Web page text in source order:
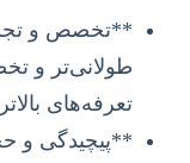
**تخصص و
طولانی‌تر و
تعرفه‌های
**پیچیدگی و